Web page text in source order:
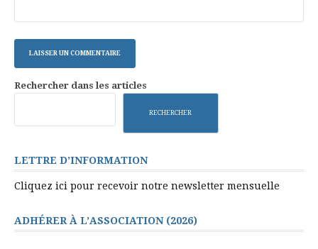
Rechercher dans les articles
RECHERCHER
LETTRE D’INFORMATION
Cliquez ici pour recevoir notre newsletter mensuelle
ADHÉRER À L’ASSOCIATION (2026)